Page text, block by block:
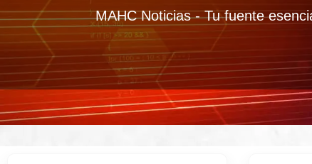
MAHC Noticias - Tu fuente